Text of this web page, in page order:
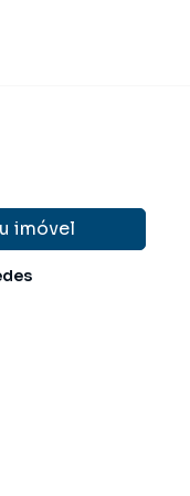
imóvel